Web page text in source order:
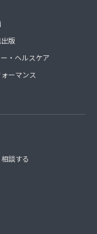
版
・ヘルスケア
ーマンス
談する